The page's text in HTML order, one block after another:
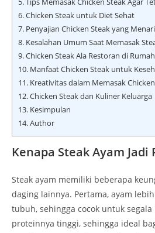
6.Chicken Steak untuk Diet Sehat
7. Penyajian Chicken Steak yang
8. Kesalahan Umum Saat Memasak
9.Chicken Steak Ala Restoran di Rumah
10. Manfaat Chicken Steak untuk
11. Kreativitas dalam Memasak
12.Chicken Steak dan Kuliner Keluarga
13. Kesimpulan
14.Author
Kenapa Steak Ayam
Steak ayam memiliki beberapa
daging lainnya. Pertama, ayam
tubuh, sehingga cocok untuk
proteinnya tinggi, sehingga ideal